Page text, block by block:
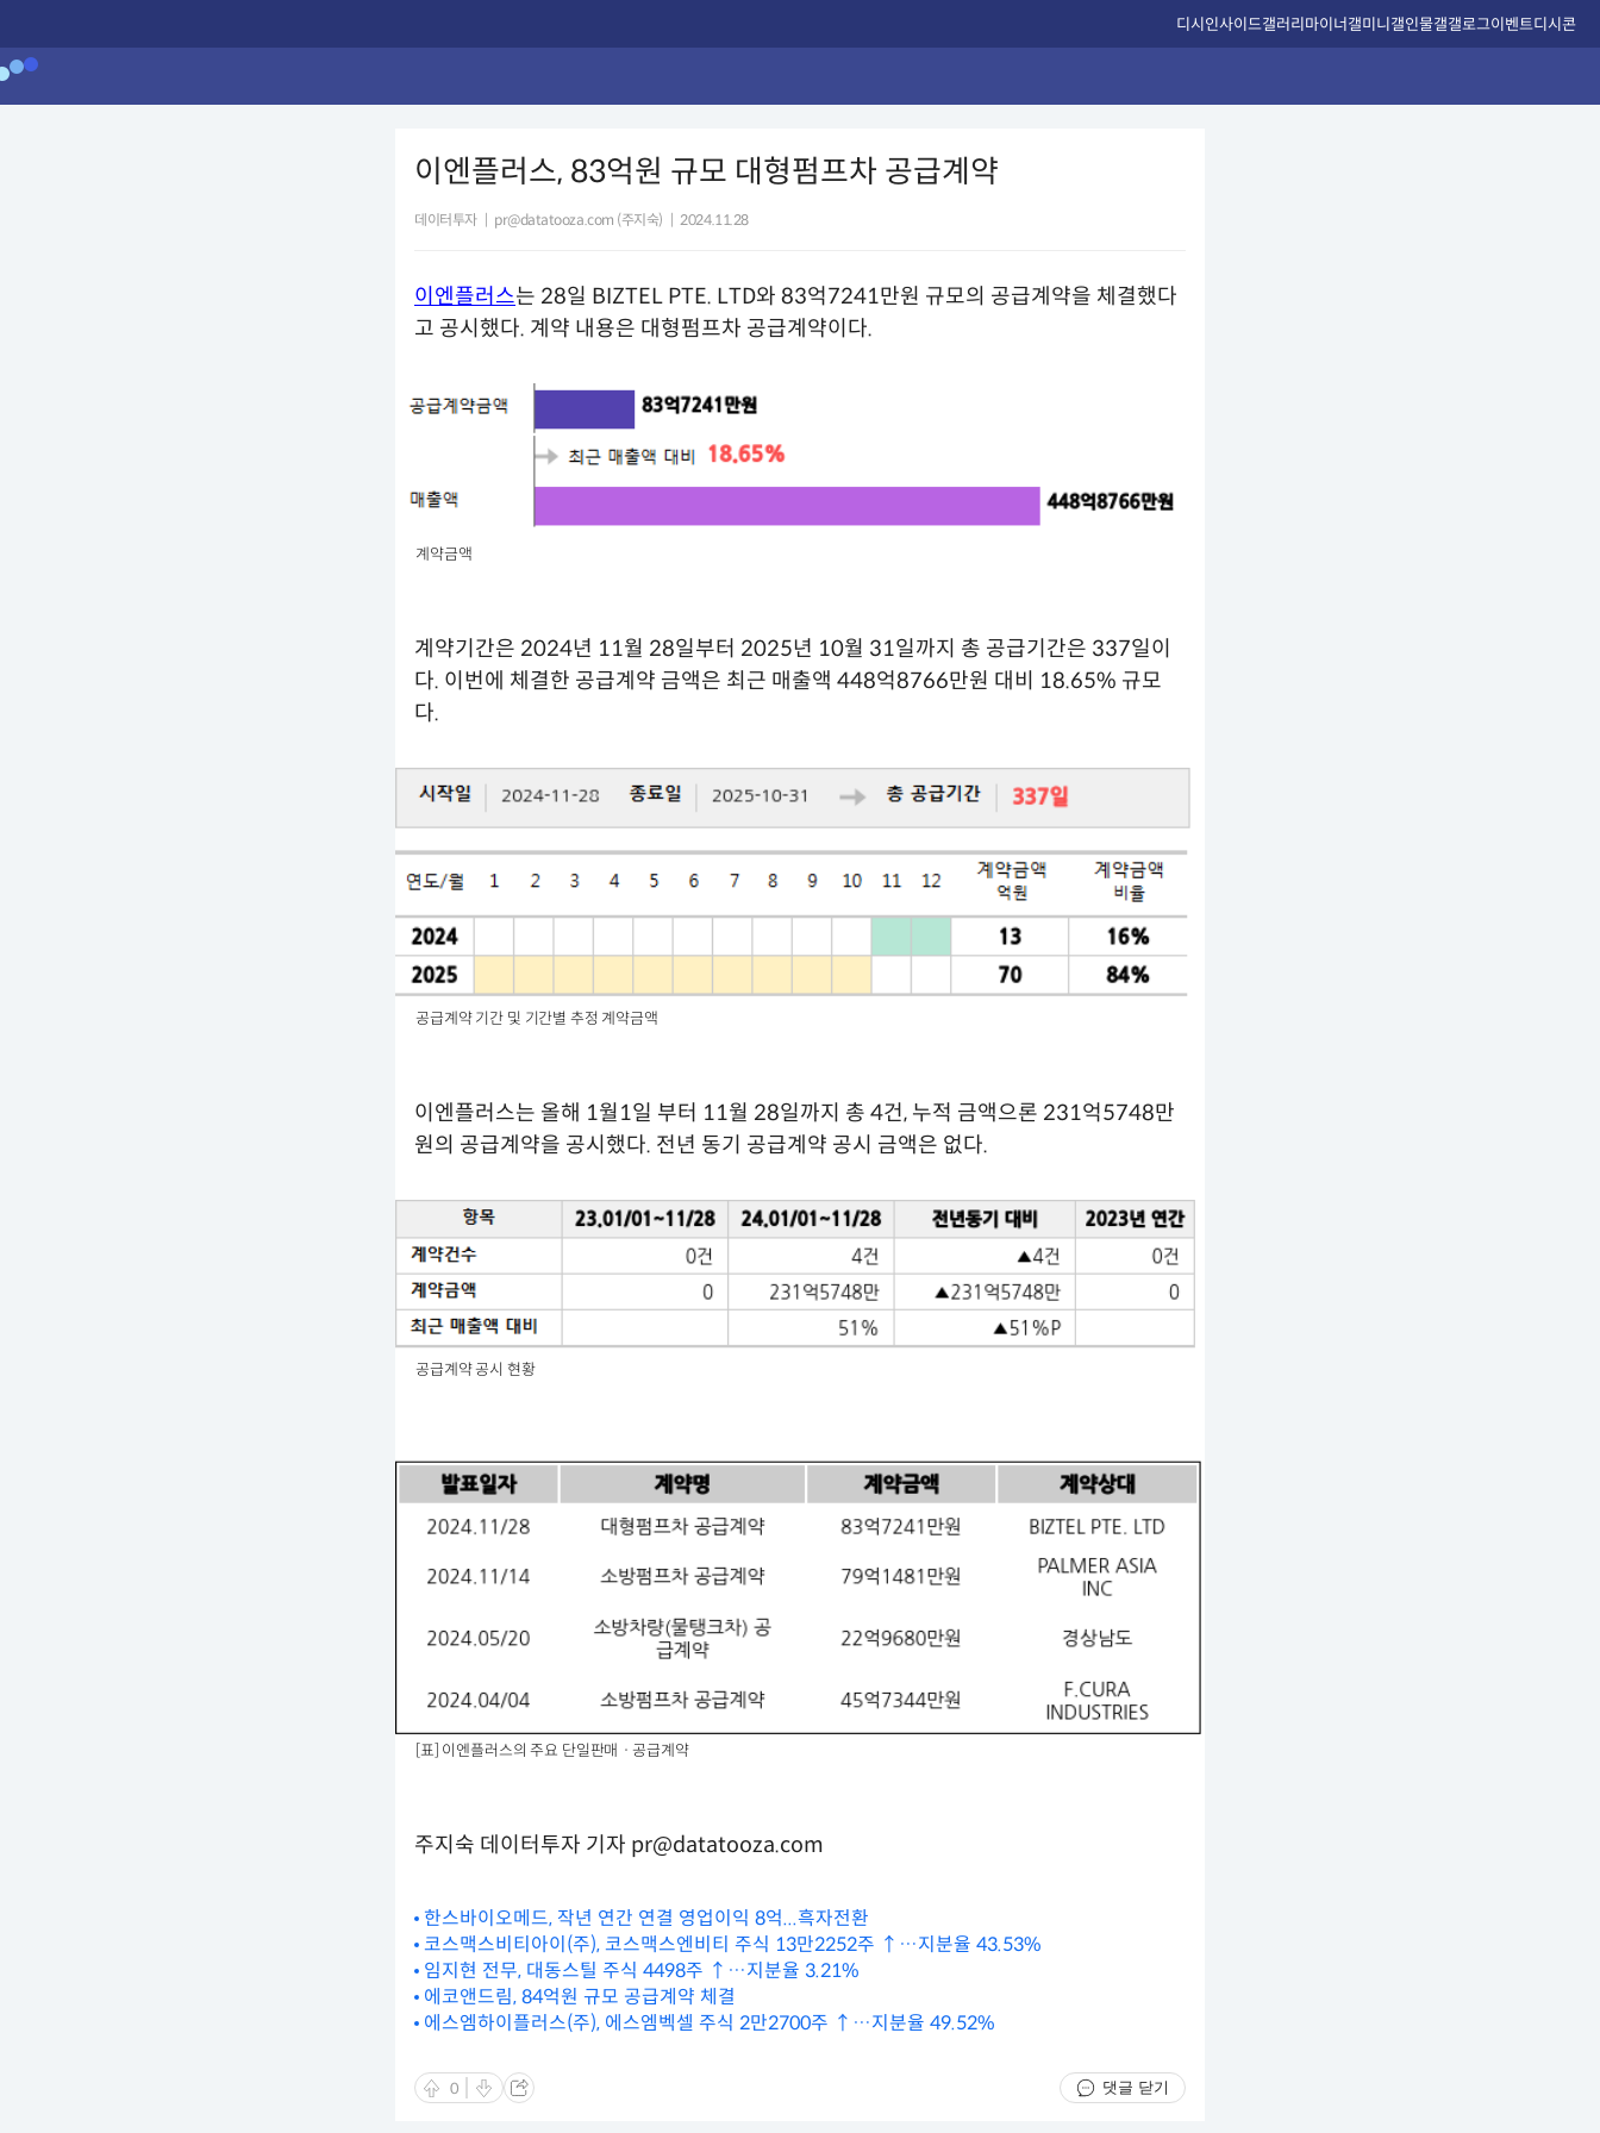
디시인사이드갤러리마이너갤미니갤인물갤갤로그이벤트디시콘
이엔플러스, 83억원 규모 대형펌프차 공급계약
데이터투자 pr@datatooza.com (주지숙) 2024.11.28
이엔플러스는 28일 BIZTEL PTE. LTD와 83억7241만원 규모의 공급계약을 체결했다
고 공시했다. 계약 내용은 대형펌프차 공급계약이다.
계약금액
계약기간은 2024년 11월 28일부터 2025년 10월 31일까지 총 공급기간은 337일이
다. 이번에 체결한 공급계약 금액은 최근 매출액 448억8766만원 대비 18.65% 규모
다.
공급계약 기간 및 기간별 추정 계약금액
이엔플러스는 올해 1월1일 부터 11월 28일까지 총 4건, 누적 금액으론 231억5748만
원의 공급계약을 공시했다. 전년 동기 공급계약 공시 금액은 없다.
공급계약 공시 현황
[표] 이엔플러스의 주요 단일판매ㆍ공급계약
주지숙 데이터투자 기자 pr@datatooza.com
한스바이오메드, 작년 연간 연결 영업이익 8억...흑자전환
코스맥스비티아이(주), 코스맥스엔비티 주식 13만2252주 ↑…지분율 43.53%
임지현 전무, 대동스틸 주식 4498주 ↑…지분율 3.21%
에코앤드림, 84억원 규모 공급계약 체결
에스엠하이플러스(주), 에스엠벡셀 주식 2만2700주 ↑…지분율 49.52%
0 댓글 닫기